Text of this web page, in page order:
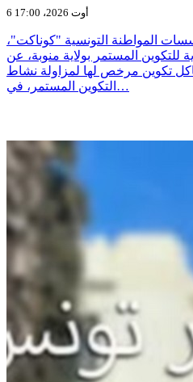
6 أوت 2026، 17:00
المواطنة التونسية "كوناكت"،
للتكوين المستمر بولاية منوبة، عن
تكوين مرخص لها لمزاولة نشاط
التكوين المستمر، في…